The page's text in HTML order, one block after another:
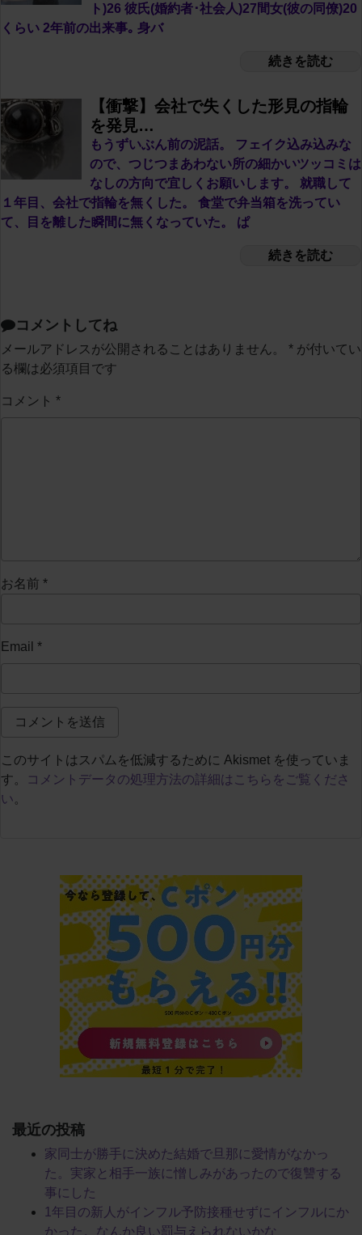
ト)26 彼氏(婚約者･社会人)27間女(彼の同僚)20
くらい 2年前の出来事｡ 身バ
続きを読む
【衝撃】会社で失くした形見の指輪
を発見…
もうずいぶん前の泥話。 フェイク込み込みな
ので、つじつまあわない所の細かいツッコミは
なしの方向で宜しくお願いします。 就職して
１年目、会社で指輪を無くした。 食堂で弁当箱を洗ってい
て、目を離した瞬間に無くなっていた。 ぱ
続きを読む
コメントしてね
メールアドレスが公開されることはありません。 * が付いてい
る欄は必須項目です
コメント *
お名前 *
Email *
このサイトはスパムを低減するために Akismet を使っていま
す。
コメントデータの処理方法の詳細はこちらをご覧くださ
い。
最近の投稿
家同士が勝手に決めた結婚で旦那に愛情がなかっ
た。実家と相手一族に憎しみがあったので復讐する
事にした
1年目の新人がインフル予防接種せずにインフルにか
かった。なんか良い罰与えられないかな